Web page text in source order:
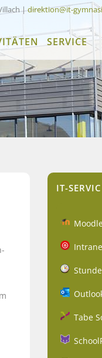
|direktion@it-
SERVICE
IT-
Tabe